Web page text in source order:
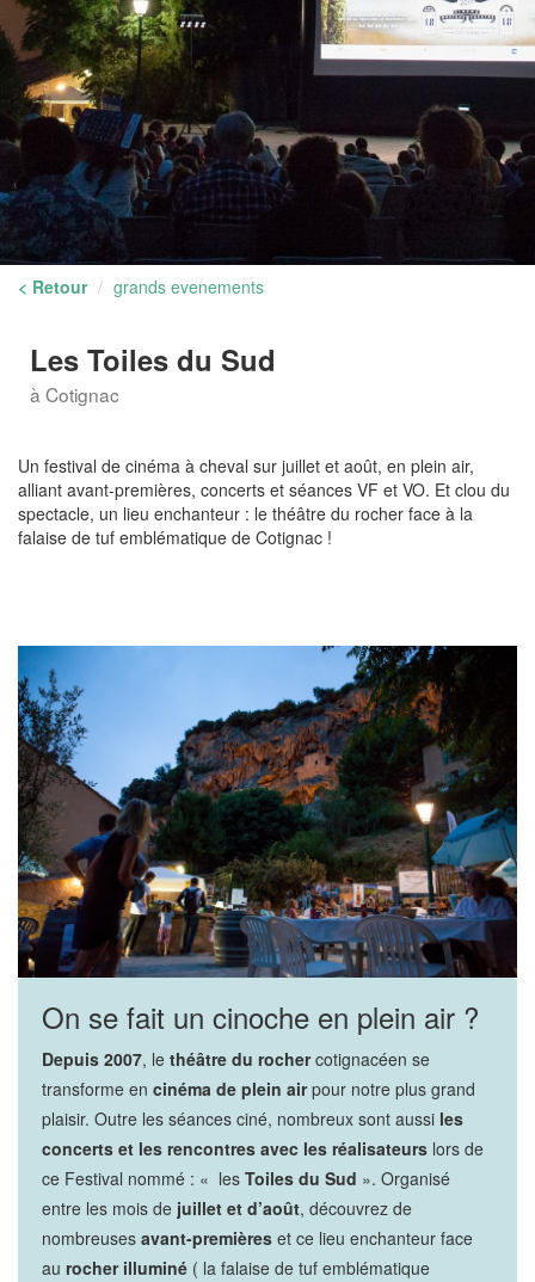
< Retour grands evenements
Les Toiles du Sud
à Cotignac
Un festival de cinéma à cheval sur juillet et août, en plein air,
alliant avant-premières, concerts et séances VF et VO. Et clou du
spectacle, un lieu enchanteur : le théâtre du rocher face à la
falaise de tuf emblématique de Cotignac !
On se fait un cinoche en plein air ?
Depuis 2007, le théâtre du rochercotignacéen se
transforme en cinéma de plein airpour notre plus grand
plaisir. Outre les séances ciné, nombreux sont aussi les
concerts et les rencontres avec les réalisateurs lors de
ce Festival nommé : « les Toiles du Sud ». Organisé
entre les mois de juillet et d’août, découvrez de
nombreuses avant-premières et ce lieu enchanteur face
au rocher illuminé ( la falaise de tuf emblématique